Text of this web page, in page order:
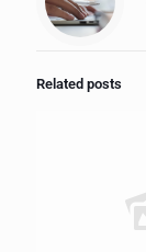
Related posts